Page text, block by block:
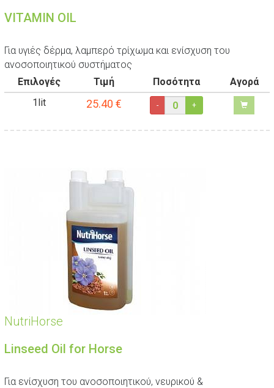
VITAMIN OIL
Για υγιές δέρμα, λαμπερό τρίχωμα και ενίσχυση του
ανοσοποιητικού συστήματος
Επιλογές
Τιμή Ποσότητα
Αγορά
1lit
25.40 € - +
NutriHorse
Linseed Oil for Horse
Για ενίσχυση του ανοσοποιητικού, νευρικού &